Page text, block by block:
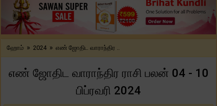
ஹோம் » 2024 » எண் ஜோதிட வாராந்திர ..
எண் ஜோதிட வாராந்திர ராசி பலன் 04 - 10
பிப்ரவரி 2024